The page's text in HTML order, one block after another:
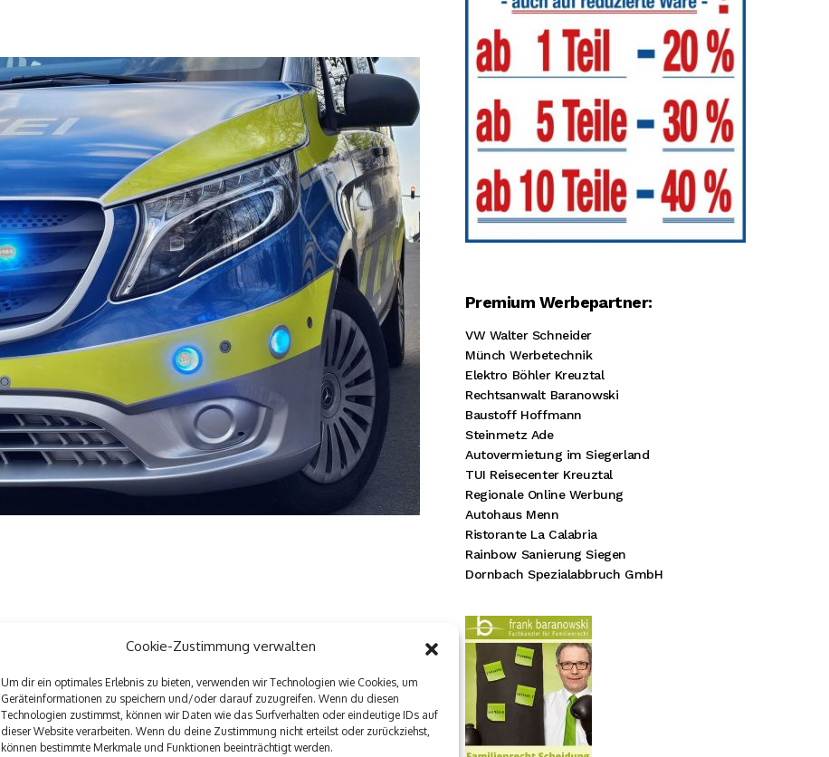
Cookie-Zustimmung verwalten
Um dir ein optimales Erlebnis zu bieten, verwenden wir Technologien wie Cookies, um
Geräteinformationen zu speichern und/oder darauf zuzugreifen. Wenn du diesen
Technologien zustimmst, können wir Daten wie das Surfverhalten oder eindeutige IDs auf
dieser Website verarbeiten. Wenn du deine Zustimmung nicht erteilst oder zurückziehst,
können bestimmte Merkmale und Funktionen beeinträchtigt werden.
Premium Werbepartner:
VW Walter Schneider
Münch Werbetechnik
Elektro Böhler Kreuztal
Rechtsanwalt Baranowski
Baustoff Hoffmann
Steinmetz Ade
Autovermietung im Siegerland
TUI Reisecenter Kreuztal
Regionale Online Werbung
Autohaus Menn
Ristorante La Calabria
Rainbow Sanierung Siegen
Dornbach Spezialabbruch GmbH